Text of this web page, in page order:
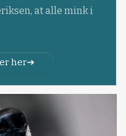
at alle mink i
her